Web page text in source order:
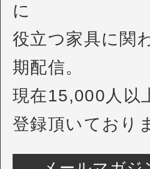
に
役立つ家具に関
期配信。
現在15,000人以
登録頂いており